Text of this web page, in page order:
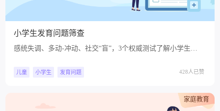
小学生发育问题筛查
感统失调、多动-冲动、社交“盲”，3个权威测试了解小学生常
儿童 小学生 发育问题 428人已赞
家庭教育